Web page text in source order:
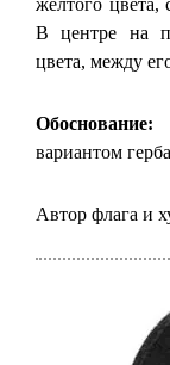
В центре на
цвета, между
Обоснование:
вариантом
Автор флага и